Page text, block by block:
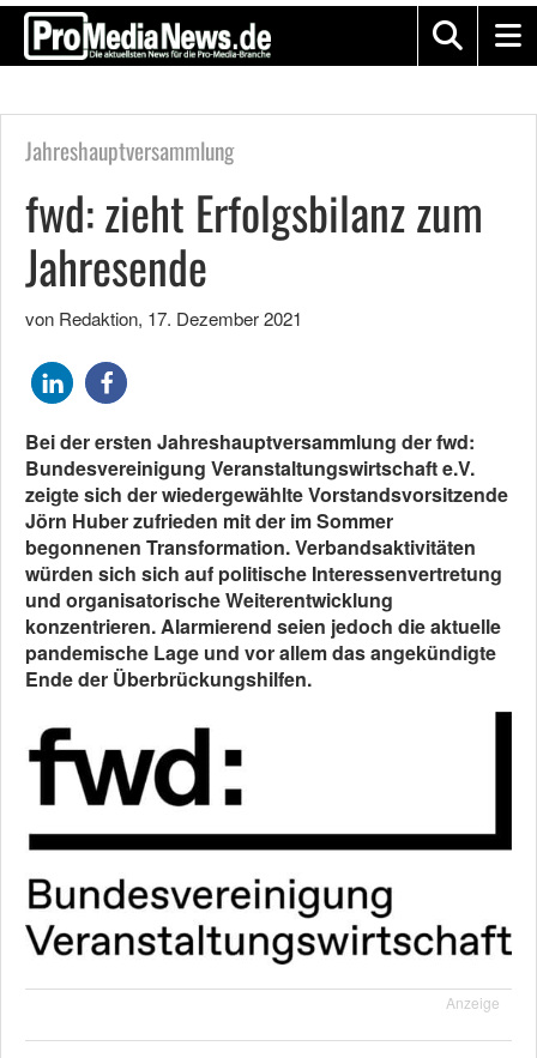
Jahreshauptversammlung
fwd: zieht Erfolgsbilanz zum
Jahresende
von Redaktion, 17. Dezember 2021
Bei der ersten Jahreshauptversammlung der fwd:
Bundesvereinigung Veranstaltungswirtschaft e.V.
zeigte sich der wiedergewählte Vorstandsvorsitzende
Jörn Huber zufrieden mit der im Sommer
begonnenen Transformation. Verbandsaktivitäten
würden sich sich auf politische Interessenvertretung
und organisatorische Weiterentwicklung
konzentrieren. Alarmierend seien jedoch die aktuelle
pandemische Lage und vor allem das angekündigte
Ende der Überbrückungshilfen.
Anzeige